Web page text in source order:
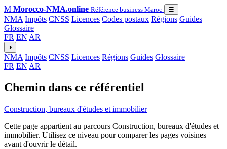
M Morocco-NMA.online Référence business Maroc ☰
NMA Impôts CNSS Licences Codes postaux Régions Guides
Glossaire
FR EN AR
◑
NMA Impôts CNSS Licences Régions Guides Glossaire
FR EN AR
Chemin dans ce référentiel
Construction, bureaux d'études et immobilier
Cette page appartient au parcours Construction, bureaux d'études et
immobilier. Utilisez ce niveau pour comparer les pages voisines
avant d'ouvrir le détail.